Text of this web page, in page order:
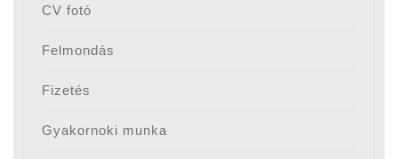
CV fotó
Felmondás
Fizetés
Gyakornoki munka